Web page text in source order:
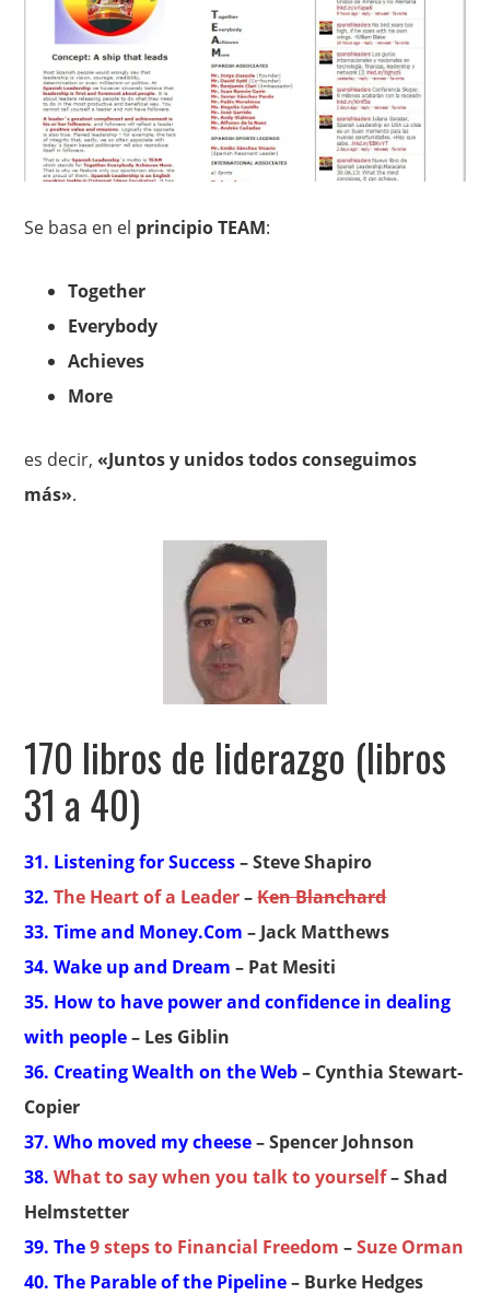
Se basa en el principio TEAM:
Together
Everybody
Achieves
More
es decir,«Juntos y unidos todos conseguimos
más».
170 libros de liderazgo (libros
31 a 40)
31. Listening for Success– Steve Shapiro
32.The Heart of a Leader–Ken Blanchard
33. Time and Money.Com – Jack Matthews
34. Wake up and Dream – Pat Mesiti
35. How to have power and confidence in dealing
with people– Les Giblin
36. Creating Wealth on the Web– Cynthia Stewart-
Copier
37. Who moved my cheese– Spencer Johnson
38.What to say when you talk to yourself– Shad
Helmstetter
39. The9 steps to Financial Freedom –Suze Orman
40. The Parable of the Pipeline– Burke Hedges